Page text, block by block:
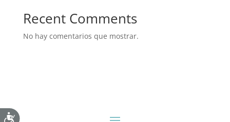
Accesibilidad
Recent Comments
No hay comentarios que mostrar.